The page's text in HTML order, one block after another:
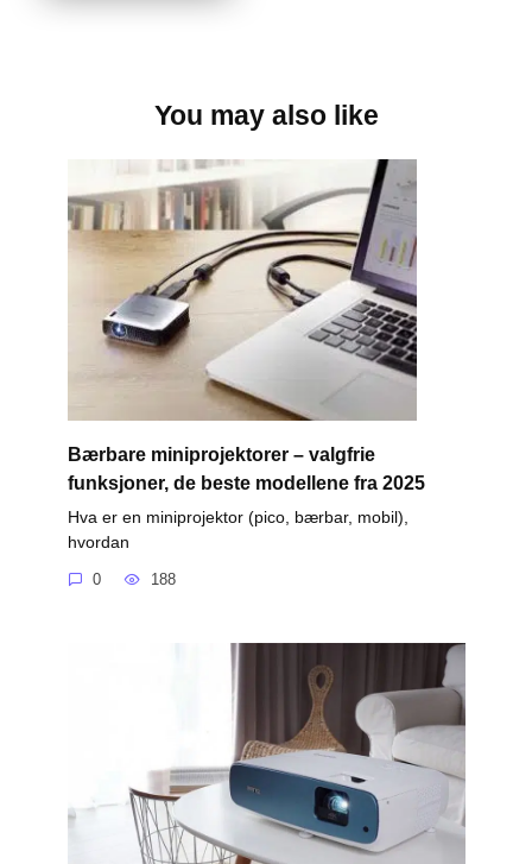
You may also like
Bærbare miniprojektorer – valgfrie
funksjoner, de beste modellene fra 2025
Hva er en miniprojektor (pico, bærbar, mobil),
hvordan
0 188